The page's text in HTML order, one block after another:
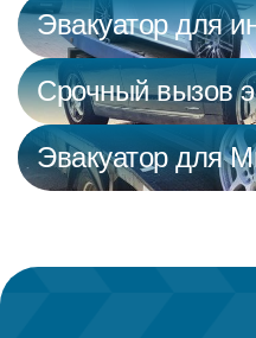
Эвакуатор для
Срочный вызов
Эвакуатор для